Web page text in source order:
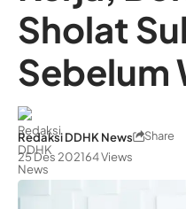
Sholat
Sebelum
Redaksi DDHK News
25 Des 202164 Views
Share